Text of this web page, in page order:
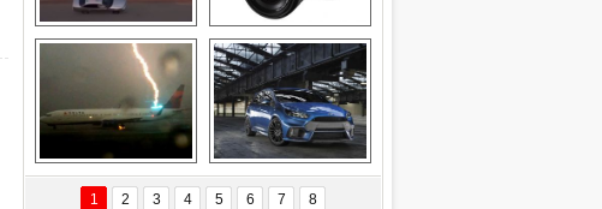
Savaş uçağı
pilotundan
muhteşem gösteri
Sony Alpha 7R II ön
inceleme
Delta uçağına
yıldırım çarptı
Ford Focus RS
(2015)
1 2 3 4 5 6 7 8